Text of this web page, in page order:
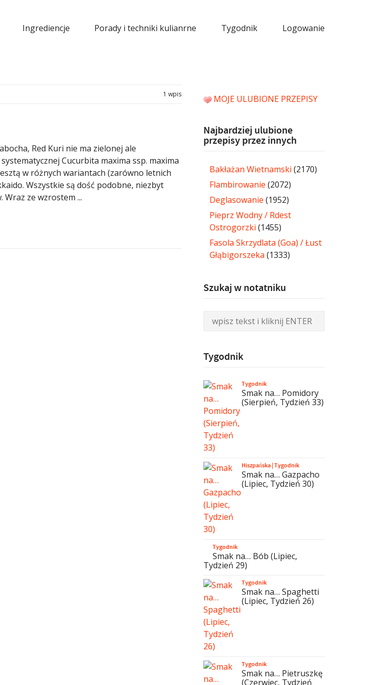
Ingrediencje Porady i techniki kulianrne Tygodnik Logowanie
1 wpis
Red Kuri nie ma zielonej ale
Cucurbita maxima ssp. maxima
w różnych wariantach (zarówno letnich
Wszystkie są dość podobne, niezbyt
ze wzrostem ...
MOJE ULUBIONE PRZEPISY
Najbardziej ulubione
przepisy przez innych
Bakłażan Wietnamski (2170)
Flambirowanie (2072)
Deglasowanie (1952)
Pieprz Wodny / Rdest
Ostrogorzki (1455)
Fasola Skrzydlata (Goa) / Łust
Głąbigorszeka (1333)
Szukaj w notatniku
Tygodnik
Tygodnik
Smak na… Pomidory
(Sierpień, Tydzień 33)
Hiszpańska|Tygodnik
Smak na… Gazpacho
(Lipiec, Tydzień 30)
Tygodnik
Smak na… Bób (Lipiec,
Tydzień 29)
Tygodnik
Smak na… Spaghetti
(Lipiec, Tydzień 26)
Tygodnik
Smak na… Pietruszkę
(Czerwiec, Tydzień